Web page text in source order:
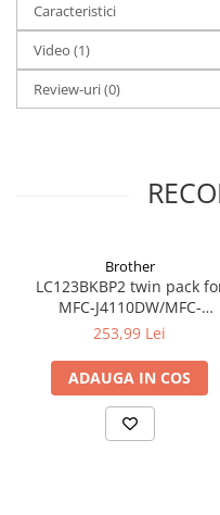
Caracteristici
Video (1)
Review-uri(0)
Brother
LC123BKBP2 twin pack
MFC-J4110DW/MFC-
J4410DW/MFC-
BLACK
253,99 Lei
ADAUGA IN COS